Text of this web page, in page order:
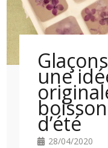
une
d’été
28/04/2020